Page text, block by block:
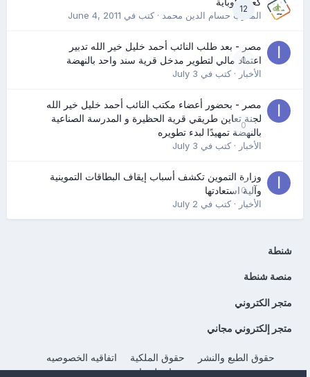
12
كعب كوباية
المدرب حسام الدين محمد· كتب في June 4, 2011
0
مصر - بعد طلب النائب أحمد خليل خير الله تدبير
اعتماد مالي لتطوير مدخل قرية سند واحد بالنهضة
الأخبار· كتب في July 3
0
مصر - بحضور أعضاء مكتب النائب أحمد خليل خير الله
لجنة تعاين طريقي قرية الحظيرة و المدرسة الصناعية
بالنهضة تمهيدًا لبدء تطويره
الأخبار· كتب في July 3
0
وزارة التموين تكشف أسباب إيقاف البطاقات التموينية
وآلية استعادتها
الأخبار· كتب في July 2
شنطة
منصة شنطة
متجر الكتروني
متجر إلكتروني مجاني
حقوق الطبع والنشر حقوق الملكية
اتفاقيه الخصوصيه
إتصل بنا